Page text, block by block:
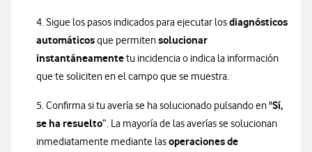
4. Sigue los pasos indicados para ejecutar losdiagnósticos
automáticosque permitensolucionar
instantáneamentetu incidencia o indica la información
que te soliciten en el campo que se muestra.
5. Confirma si tu avería se ha solucionado pulsando en "Sí,
se ha resuelto”. La mayoría de las averías se solucionan
inmediatamente mediante lasoperaciones de